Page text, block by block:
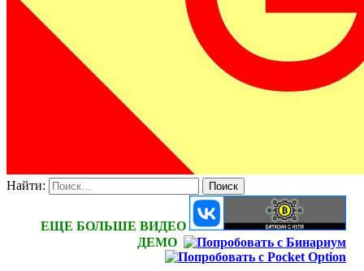
Найти:
ЕЩЕ БОЛЬШЕ ВИДЕО
ДЕМО